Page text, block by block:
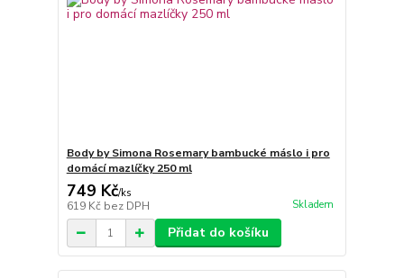
Body by Simona Rosemary bambucké máslo i pro
domácí mazlíčky 250 ml
749 Kč/ks
619 Kč bez DPH Skladem
Přidat do košíku